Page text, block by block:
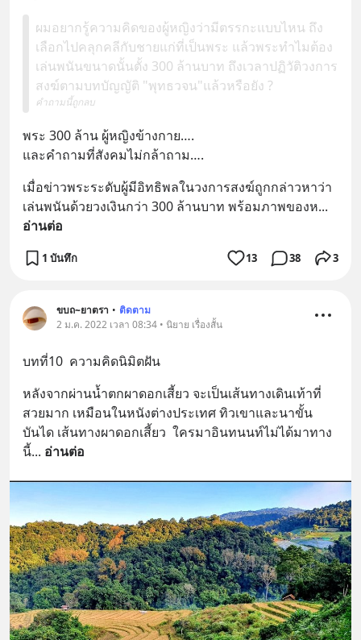
ผมอยากรู้ความคิดของผู้หญิงว่ามีตรรกะแบบไหน ถึง
เลือกไปคลุกคลีกับชายแก่ที่เป็นพระ แล้วพระทำไมต้อง
เล่นพนันขนาดนั้นตั้ง 300 ล้านบาท ถึงเวลาปฏิวัติวงการ
สงฆ์ตามบทบัญญัติ "พุทธวจน"แล้วหรือยัง ?
คำถามนี้ถูกลบ
พระ 300 ล้าน ผู้หญิงข้างกาย….
และคำถามที่สังคมไม่กล้าถาม….
เมื่อข่าวพระระดับผู้มีอิทธิพลในวงการสงฆ์ถูกกล่าวหาว่า
เล่นพนันด้วยวงเงินกว่า 300 ล้านบาท พร้อมภาพของห
อ่านต่อ
1 บันทึก 13 38 3
ขบถ~ยาตรา • ติดตาม
2 ม.ค. 2022 เวลา 08:34 • นิยาย เรื่องสั้น
บทที่10  ความคิดนิมิตฝัน
หลังจากผ่านน้ำตกผาดอกเสี้ยว จะเป็นเส้นทางเดินเท้าที่
สวยมาก เหมือนในหนังต่างประเทศ ทิวเขาและนาขั้น
บันได เส้นทางผาดอกเสี้ยว  ใครมาอินทนนท์ไม่ได้มาทาง
นี้... อ่านต่อ